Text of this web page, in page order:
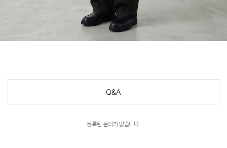
Q&A
등록된 문의가 없습니다.